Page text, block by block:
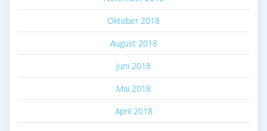
Oktober 2018
August 2018
Juni 2018
Mai 2018
April 2018